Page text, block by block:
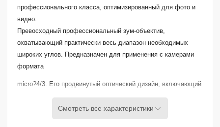
профессионального класса, оптимизированный для фото и
видео.
Превосходный профессиональный зум-объектив,
охватывающий практически весь диапазон необходимых
широких углов. Предназначен для применения с камерами
формата
micro?4/3. Его продвинутый оптический дизайн, включающий
рефрактивные линзы, обеспечивает низкий уровень
Смотреть все характеристики